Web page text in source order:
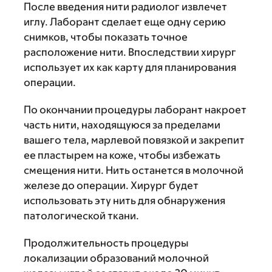
После введения нити радиолог извлечет
иглу. Лаборант сделает еще одну серию
снимков, чтобы показать точное
расположение нити. Впоследствии хирург
использует их как карту для планирования
операции.
По окончании процедуры лаборант накроет
часть нити, находящуюся за пределами
вашего тела, марлевой повязкой и закрепит
ее пластырем на коже, чтобы избежать
смещения нити. Нить останется в молочной
железе до операции. Хирург будет
использовать эту нить для обнаружения
патологической ткани.
Продолжительность процедуры
локализации образований молочной